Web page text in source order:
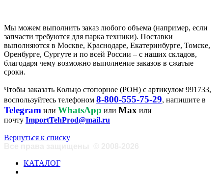
Мы можем выполнить заказ любого объема (например, если
запчасти требуются для парка техники). Поставки
выполняются в Москве, Краснодаре, Екатеринбурге, Томске,
Оренбурге, Сургуте и по всей России – с наших складов,
благодаря чему возможно выполнение заказов в сжатые
сроки.
Чтобы заказать Кольцо стопорное (РОН) с артикулом 991733,
воспользуйтесь телефоном 8-800-555-75-29, напишите в
Telegram или WhatsApp или Max или
почту ImportTehProd@mail.ru
Вернуться к списку
КАТАЛОГ